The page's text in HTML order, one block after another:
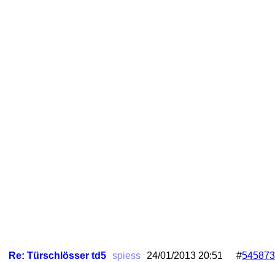
Re: Türschlösser td5 spiess #545873
24/01/2013 20:51